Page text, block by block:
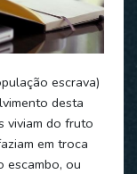
escrava)
desta
viviam do fruto
em troca
escambo, ou